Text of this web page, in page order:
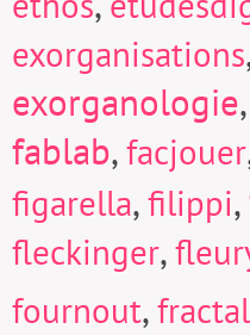
exorganisations
exorganologie,
fablab,facjouer
figarella,filippi,
fleckinger,
fournout,